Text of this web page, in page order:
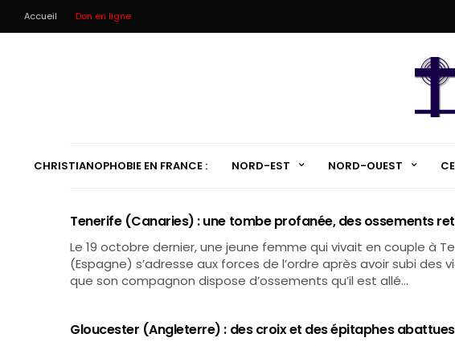
Accueil Don en ligne
CHRISTIANOPHOBIE EN FRANCE : NORD-EST NORD-OUEST
Tenerife (Canaries) : une tombe profanée, des ossements
Le 19 octobre dernier, une jeune femme qui vivait en couple à
(Espagne) s’adresse aux forces de l’ordre après avoir subi des
que son compagnon dispose d’ossements qu’il est allé…
Gloucester (Angleterre) : des croix et des épitaphes